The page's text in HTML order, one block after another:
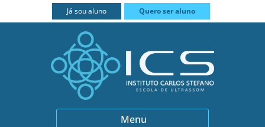
Já sou aluno Quero ser aluno
Menu
FECHAR
BIÓPSIAS